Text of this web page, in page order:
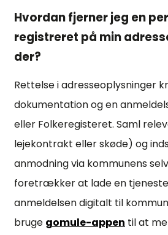
Hvordan fjerner jeg en
registreret på min
der?
Rettelse i adresseoplysninger
dokumentation og en
eller Folkeregisteret. Saml
lejekontrakt eller skøde) og
anmodning via kommunens
foretrækker at lade en
anmeldelsen digitalt til
bruge gomule-appen til at